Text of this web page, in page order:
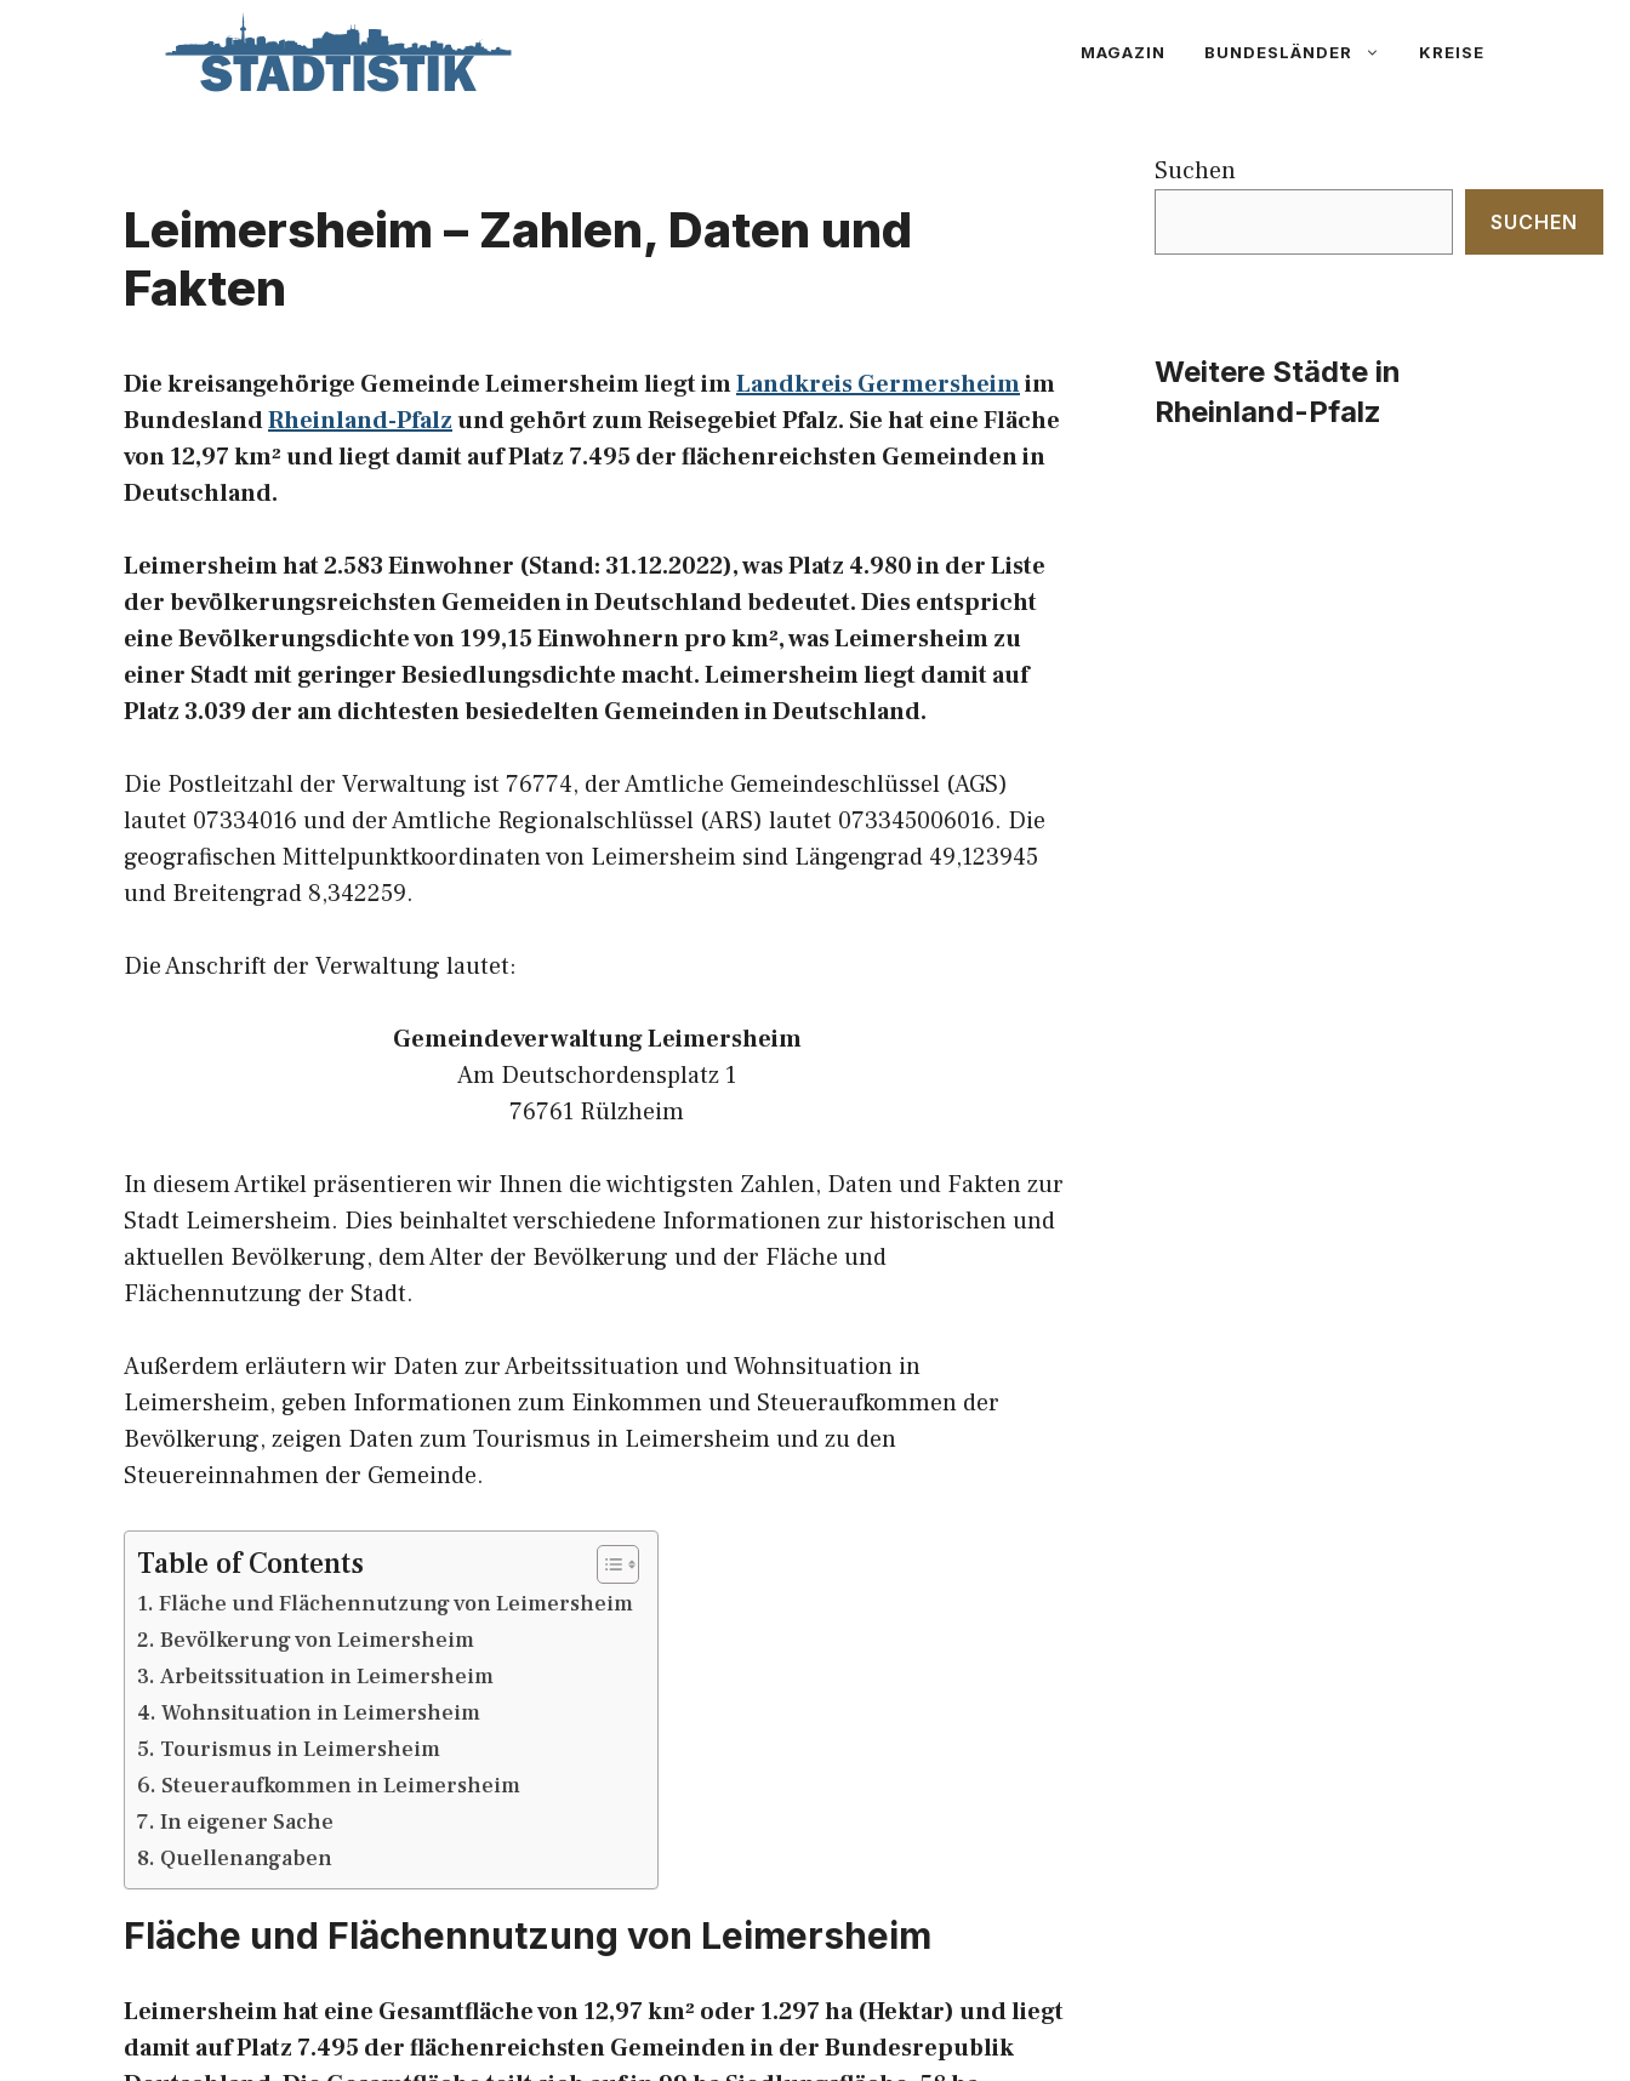
MAGAZIN BUNDESLÄNDER KREISE
Leimersheim – Zahlen, Daten und
Fakten
Die kreisangehörige Gemeinde Leimersheim liegt imLandkreis Germersheimim
BundeslandRheinland-Pfalzund gehört zum Reisegebiet Pfalz. Sie hat eine Fläche
von 12,97 km² und liegt damit auf Platz 7.495 der flächenreichsten Gemeinden in
Deutschland.
Leimersheim hat 2.583 Einwohner (Stand: 31.12.2022), was Platz 4.980 in der Liste
der bevölkerungsreichsten Gemeiden in Deutschland bedeutet. Dies entspricht
eine Bevölkerungsdichte von 199,15 Einwohnern pro km², was Leimersheim zu
einer Stadt mit geringer Besiedlungsdichte macht. Leimersheim liegt damit auf
Platz 3.039 der am dichtesten besiedelten Gemeinden in Deutschland.
Die Postleitzahl der Verwaltung ist 76774, der Amtliche Gemeindeschlüssel (AGS)
lautet 07334016 und der Amtliche Regionalschlüssel (ARS) lautet 073345006016. Die
geografischen Mittelpunktkoordinaten von Leimersheim sind Längengrad 49,123945
und Breitengrad 8,342259.
Die Anschrift der Verwaltung lautet:
Gemeindeverwaltung Leimersheim
Am Deutschordensplatz 1
76761 Rülzheim
In diesem Artikel präsentieren wir Ihnen die wichtigsten Zahlen, Daten und Fakten zur
Stadt Leimersheim. Dies beinhaltet verschiedene Informationen zur historischen und
aktuellen Bevölkerung, dem Alter der Bevölkerung und der Fläche und
Flächennutzung der Stadt.
Außerdem erläutern wir Daten zur Arbeitssituation und Wohnsituation in
Leimersheim, geben Informationen zum Einkommen und Steueraufkommen der
Bevölkerung, zeigen Daten zum Tourismus in Leimersheim und zu den
Steuereinnahmen der Gemeinde.
Table of Contents
Fläche und Flächennutzung von Leimersheim
Bevölkerung von Leimersheim
Arbeitssituation in Leimersheim
Wohnsituation in Leimersheim
Tourismus in Leimersheim
Steueraufkommen in Leimersheim
In eigener Sache
Quellenangaben
Fläche und Flächennutzung von Leimersheim
Leimersheim hat eine Gesamtfläche von 12,97 km² oder 1.297 ha (Hektar) und liegt
damit auf Platz 7.495 der flächenreichsten Gemeinden in der Bundesrepublik
Suchen
SUCHEN
Weitere Städte in
Rheinland-Pfalz